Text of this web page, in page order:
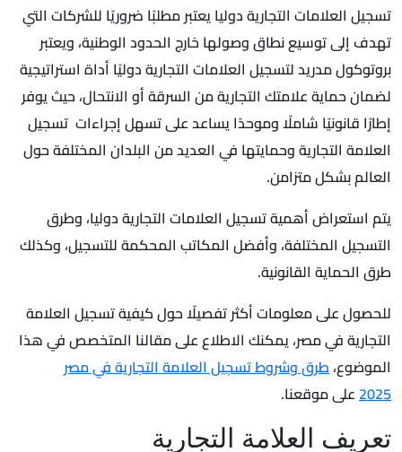
تسجيل العلامات التجارية دوليا يعتبر مطلبًا ضروريًا للشركات التي
تهدف إلى توسيع نطاق وصولها خارج الحدود الوطنية، ويعتبر
بروتوكول مدريد لتسجيل العلامات التجارية دوليًا أداة استراتيجية
لضمان حماية علامتك التجارية من السرقة أو الانتحال، حيث يوفر
إطارًا قانونيًا شاملًا وموحدًا يساعد على تسهل إجراءات تسجيل
العلامة التجارية وحمايتها في العديد من البلدان المختلفة حول
العالم بشكل متزامن.
يتم استعراض أهمية تسجيل العلامات التجارية دوليا، وطرق
التسجيل المختلفة، وأفضل المكاتب المحكمة للتسجيل، وكذلك
طرق الحماية القانونية.
للحصول على معلومات أكثر تفصيلًا حول كيفية تسجيل العلامة
التجارية في مصر، يمكنك الاطلاع على مقالنا المتخصص في هذا
الموضوع،طرق وشروط تسجيل العلامة التجارية في مصر
2025على موقعنا.
تعريف العلامة التجارية